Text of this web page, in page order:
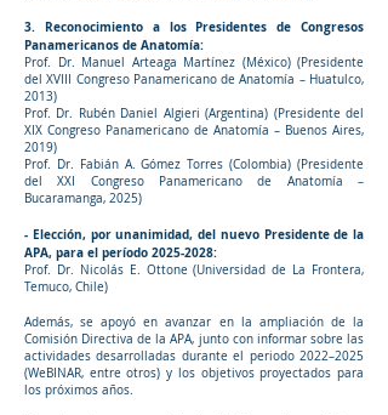
3. Reconocimiento a los Presidentes de Congresos
Panamericanos de Anatomía:
Prof. Dr. Manuel Arteaga Martínez (México) (Presidente
del XVIII Congreso Panamericano de Anatomía – Huatulco,
2013)
Prof. Dr. Rubén Daniel Algieri (Argentina) (Presidente del
XIX Congreso Panamericano de Anatomía – Buenos Aires,
2019)
Prof. Dr. Fabián A. Gómez Torres (Colombia) (Presidente
del XXI Congreso Panamericano de Anatomía –
Bucaramanga, 2025)
- Elección, por unanimidad, del nuevo Presidente de la
APA, para el período 2025-2028:
Prof. Dr. Nicolás E. Ottone (Universidad de La Frontera,
Temuco, Chile)
Además, se apoyó en avanzar en la ampliación de la
Comisión Directiva de la APA, junto con informar sobre las
actividades desarrolladas durante el periodo 2022–2025
(WeBINAR, entre otros) y los objetivos proyectados para
los próximos años.